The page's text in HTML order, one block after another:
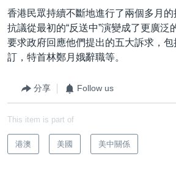
香港民眾持續不斷地進行了兩個多月的
抗議從最初的“反送中”演變成了更廣泛
要求政府回應他們提出的五大訴求，
訂，特首林鄭月娥辭職等。
分享 Follow us
This item is part of
港澳 美國 美中關係